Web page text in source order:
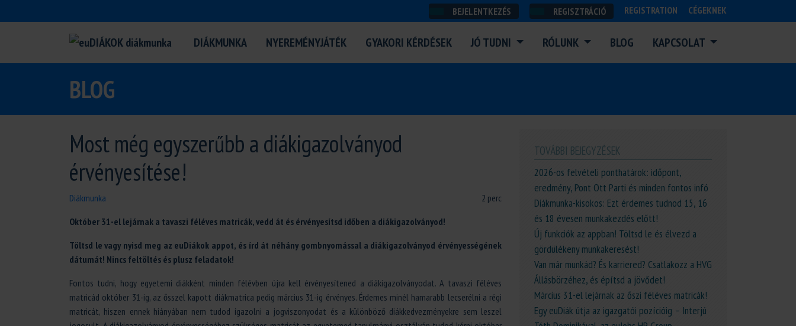
BEJELENTKEZÉS REGISZTRÁCIÓ REGISTRATION CÉGEKNEK
DIÁKMUNKA NYEREMÉNYJÁTÉK GYAKORI KÉRDÉSEK JÓ TUDNI RÓLUNK BLOG KAPCSOLAT
BLOG
Most még egyszerűbb a diákigazolványod
érvényesítése!
Diákmunka
2 perc
Október 31-el lejárnak a tavaszi féléves matricák, vedd át és érvényesítsd időben a diákigazolványod!
Töltsd le vagy nyisd meg az euDiákok appot, és írd át néhány gombnyomással a diákigazolványod érvényességének
dátumát! Nincs feltöltés és plusz feladatok!
Fontos tudni, hogy egyetemi diákként minden félévben újra kell érvényesítened a diákigazolványodat. A tavaszi féléves
matricád október 31-ig, az ősszel kapott diákmatrica pedig március 31-ig érvényes. Érdemes minél hamarabb lecserélni a régi
matricát, hiszen ennek hiányában nem tudod igazolni a jogviszonyodat és a különböző diákkedvezményekre sem leszel
TOVÁBBI BEJEGYZÉSEK
2026-os felvételi ponthatárok: időpont,
eredmény, Pont Ott Parti és minden fontos infó
Diákmunka-kisokos: Ezt érdemes tudnod 15, 16
és 18 évesen munkakezdés előtt!
Új funkciók az appban! Töltsd le és élvezd a
gördülékeny munkakeresést!
Van már munkád? És karriered? Csatlakozz a HVG
Állásbörzéhez, és építsd a jövődet!
Március 31-el lejárnak az őszi féléves matricák!
Egy euDiák útja az igazgatói pozícióig – Interjú